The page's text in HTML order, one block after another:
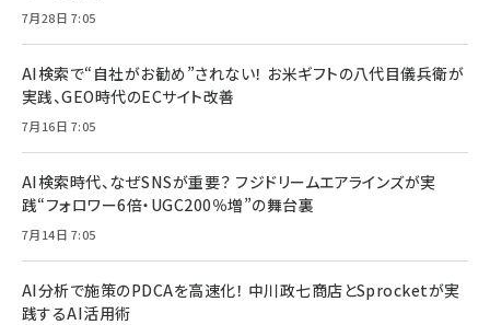
7月28日 7:05
AI検索で“自社がお勧め”されない！ お米ギフトの八代目儀兵衛が
実践、GEO時代のECサイト改善
7月16日 7:05
AI検索時代、なぜSNSが重要？ フジドリームエアラインズが実
践“フォロワー6倍・UGC200％増”の舞台裏
7月14日 7:05
AI分析で施策のPDCAを高速化！ 中川政七商店とSprocketが実
践するAI活用術